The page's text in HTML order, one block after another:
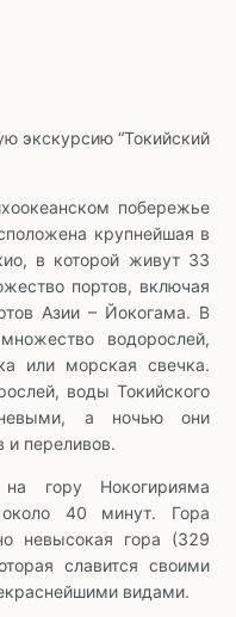
экскурсию “Токийский
побережье
крупнейшая в
в которой живут 33
портов, включая
Азии – Йокогама. В
водорослей,
или морская свечка.
воды Токийского
а ночью они
и переливов.
гору Нокогирияма
около 40 минут. Гора
невысокая гора (329
славится своими
видами.